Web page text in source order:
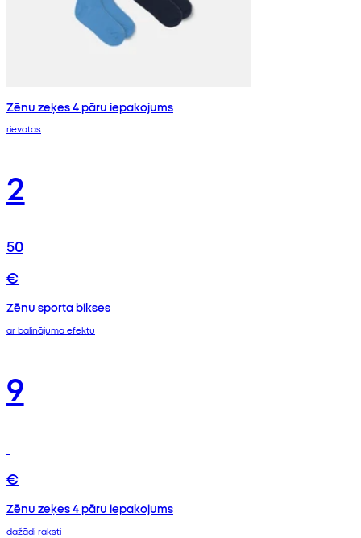
Zēnu zeķes 4 pāru iepakojums
rievotas
2
50
€
Zēnu sporta bikses
ar balinājuma efektu
9
€
Zēnu zeķes 4 pāru iepakojums
dažādi raksti